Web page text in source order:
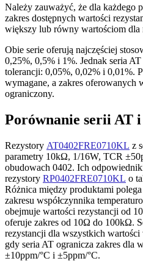
Należy zauważyć, że dla każdego
zakres dostępnych wartości
większy lub równy wartościom dla
Obie serie oferują najczęściej
0,25%, 0,5% i 1%. Jednak seria
tolerancji: 0,05%, 0,02% i 0,01%.
wymagane, a zakres oferowanych
ograniczony.
Porównanie serii AT
Rezystory AT0402FRE0710KL z
parametry 10kΩ, 1/16W, TCR
obudowach 0402. Ich
rezystory RP0402FRE0710KL o
Różnica między produktami
zakresu współczynnika
obejmuje wartości rezystancji od
oferuje zakres od 10Ω do 100kΩ.
rezystancji dla wszystkich
gdy seria AT ogranicza zakres dla
±10ppm/°C i ±5ppm/°C.